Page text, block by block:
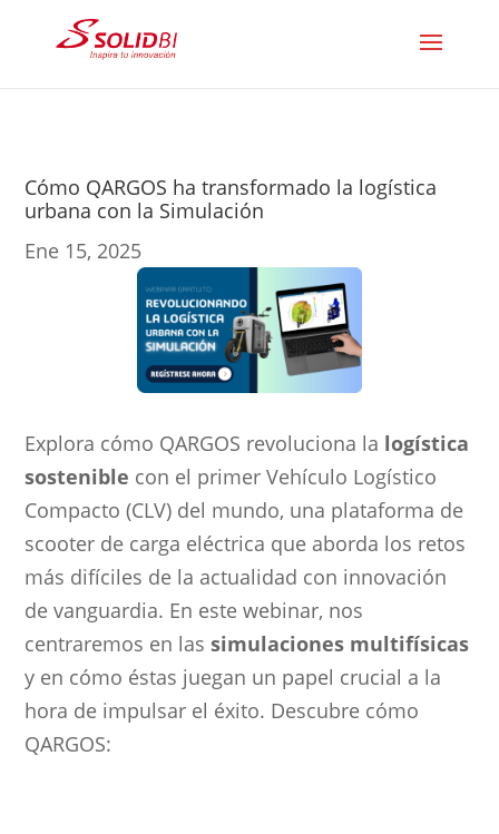
Cómo QARGOS ha transformado la logística
urbana con la Simulación
Ene 15, 2025
Explora cómo QARGOS revoluciona la logística
sostenible con el primer Vehículo Logístico
Compacto (CLV) del mundo, una plataforma de
scooter de carga eléctrica que aborda los retos
más difíciles de la actualidad con innovación
de vanguardia. En este webinar, nos
centraremos en lassimulaciones multifísicas
y en cómo éstas juegan un papel crucial a la
hora de impulsar el éxito. Descubre cómo
QARGOS: